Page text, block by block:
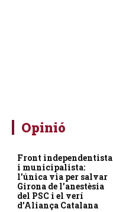
Opinió
Front independentista
i municipalista:
l’única via per salvar
Girona de l’anestèsia
del PSC i el verí
d’Aliança Catalana